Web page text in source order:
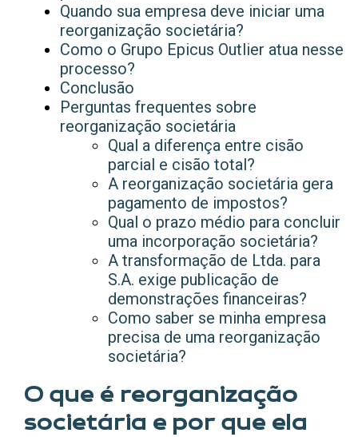
Quando sua empresa deve iniciar uma
reorganização societária?
Como o Grupo Epicus Outlier atua nesse
processo?
Conclusão
Perguntas frequentes sobre
reorganização societária
Qual a diferença entre cisão
parcial e cisão total?
A reorganização societária gera
pagamento de impostos?
Qual o prazo médio para concluir
uma incorporação societária?
A transformação de Ltda. para
S.A. exige publicação de
demonstrações financeiras?
Como saber se minha empresa
precisa de uma reorganização
societária?
O que é reorganização
societária e por que ela